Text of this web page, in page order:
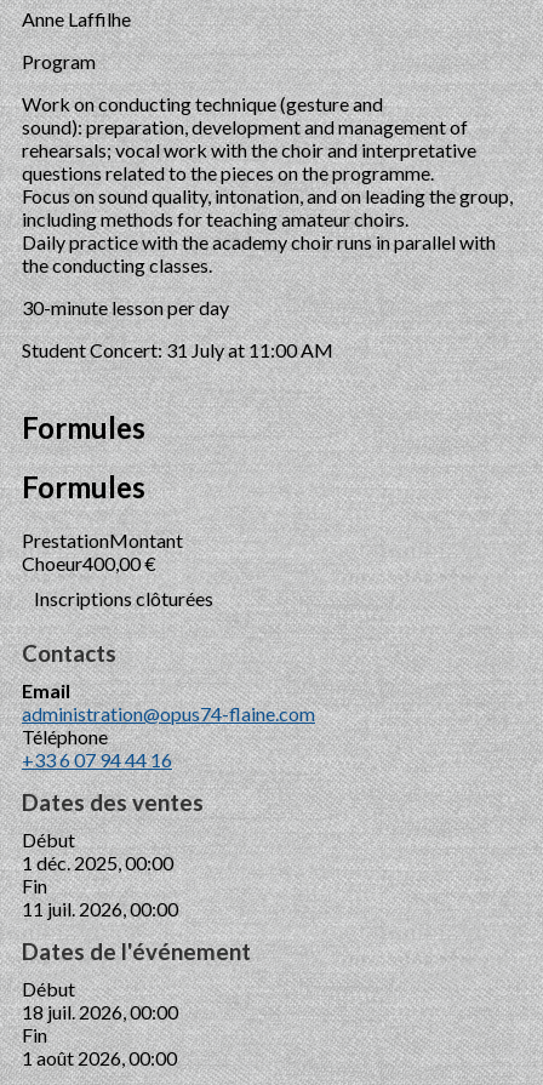
Anne Laffilhe
Program
Work on conducting technique (gesture and
sound): preparation, development and management of
rehearsals; vocal work with the choir and interpretative
questions related to the pieces on the programme.
Focus on sound quality, intonation, and on leading the group,
including methods for teaching amateur choirs.
Daily practice with the academy choir runs in parallel with
the conducting classes.
30-minute lesson per day
Student Concert: 31 July at 11:00 AM
Formules
Formules
PrestationMontant
Choeur400,00 €
Inscriptions clôturées
Contacts
Email
administration@opus74-flaine.com
Téléphone
+33 6 07 94 44 16
Dates des ventes
Début
1 déc. 2025, 00:00
Fin
11 juil. 2026, 00:00
Dates de l'événement
Début
18 juil. 2026, 00:00
Fin
1 août 2026, 00:00